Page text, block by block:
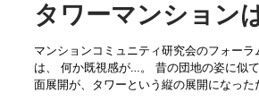
タワーマンション
マンションコミュニティ研究会のフォーラムで見せて頂いた 湾岸タワーマンシ
は、 何か既視感が…。 昔の団地の姿に似ている！ そう思ったのは私だけではなかったようです。 団地という平